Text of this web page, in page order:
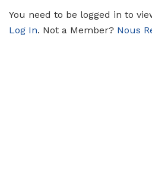
You need to be logged in to
Log In. Not a Member? Nous